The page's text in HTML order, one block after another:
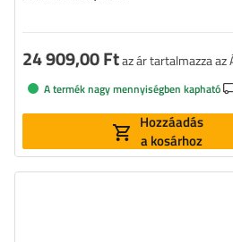
24 909,00 Ftaz ár tartalmazza az
A termék nagy mennyiségben kapható
Hozzáadás
a kosárhoz